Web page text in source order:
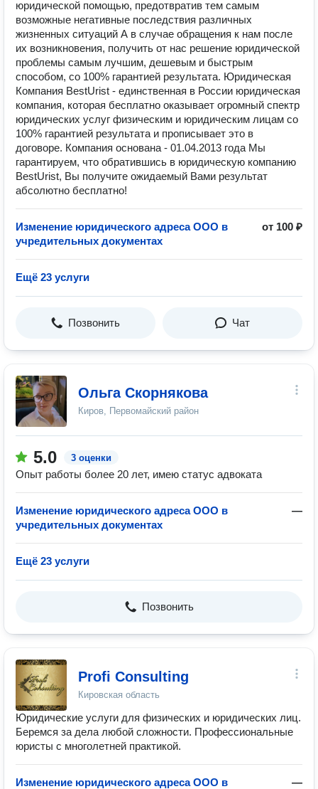
юридической помощью, предотвратив тем самым
возможные негативные последствия различных
жизненных ситуаций А в случае обращения к нам после
их возникновения, получить от нас решение юридической
проблемы самым лучшим, дешевым и быстрым
способом, со 100% гарантией результата. Юридическая
Компания BestUrist - единственная в России юридическая
компания, которая бесплатно оказывает огромный спектр
юридических услуг физическим и юридическим лицам со
100% гарантией результата и прописывает это в
договоре. Компания основана - 01.04.2013 года Мы
гарантируем, что обратившись в юридическую компанию
BestUrist, Вы получите ожидаемый Вами результат
абсолютно бесплатно!
Изменение юридического адреса ООО в
учредительных документах
от 100 ₽
Ещё 23 услуги
Позвонить Чат
Ольга Скорнякова
Киров, Первомайский район
5.0 3 оценки
Опыт работы более 20 лет, имею статус адвоката
Изменение юридического адреса ООО в
учредительных документах
—
Ещё 23 услуги
Позвонить
Profi Consulting
Кировская область
Юридические услуги для физических и юридических лиц.
Беремся за дела любой сложности. Профессиональные
юристы с многолетней практикой.
Изменение юридического адреса ООО в
—